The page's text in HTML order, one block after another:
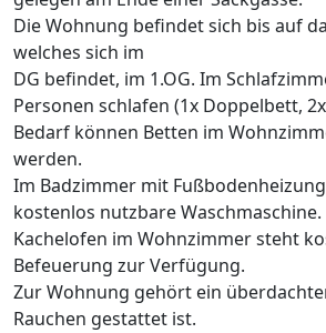
Die Wohnung befindet sich bis auf
welches sich im
DG befindet, im 1.OG. Im
Personen schlafen (1x Doppelbett,
Bedarf können Betten im
werden.
Im Badzimmer mit
kostenlos nutzbare Waschmaschine.
Kachelofen im Wohnzimmer steht
Befeuerung zur Verfügung.
Zur Wohnung gehört ein
Rauchen gestattet ist.